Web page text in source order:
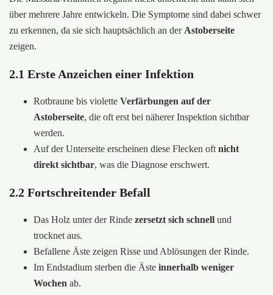
über mehrere Jahre entwickeln. Die Symptome sind dabei schwer
zu erkennen, da sie sich hauptsächlich an der Astoberseite
zeigen.
2.1 Erste Anzeichen einer Infektion
Rotbraune bis violette Verfärbungen auf der
Astoberseite, die oft erst bei näherer Inspektion sichtbar
werden.
Auf der Unterseite erscheinen diese Flecken oft nicht
direkt sichtbar, was die Diagnose erschwert.
2.2 Fortschreitender Befall
Das Holz unter der Rinde zersetzt sich schnell und
trocknet aus.
Befallene Äste zeigen Risse und Ablösungen der Rinde.
Im Endstadium sterben die Äste innerhalb weniger
Wochen ab.